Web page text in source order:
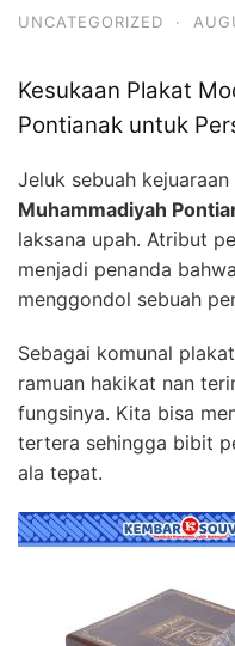
UNCATEGORIZED ·
Kesukaan Plakat
Pontianak untuk
Jeluk sebuah kejuaraan
Muhammadiyah
laksana upah. Atribut
menjadi penanda
menggondol sebuah
Sebagai komunal
ramuan hakikat nan
fungsinya. Kita bisa
tertera sehingga bibit
ala tepat.